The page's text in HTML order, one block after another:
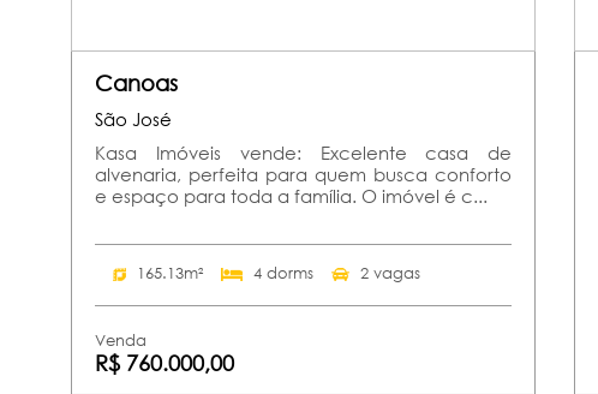
Canoas
São José
Kasa Imóveis vende: Excelente casa de
alvenaria, perfeita para quem busca conforto
e espaço para toda a família. O imóvel é c...
165.13m² 4 dorms 2 vagas
Venda
R$ 760.000,00